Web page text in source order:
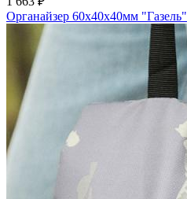
Органайзер 60х40х40мм "Газель"